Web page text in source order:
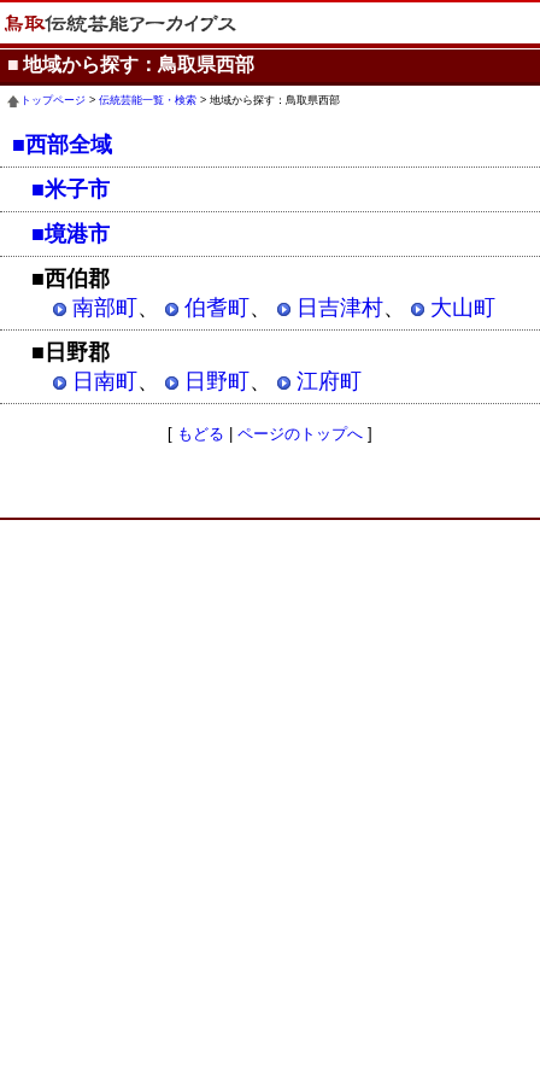
■ 地域から探す：鳥取県西部
トップページ > 伝統芸能一覧・検索 > 地域から探す：鳥取県西部
■西部全域
■米子市
■境港市
■西伯郡
南部町 、 伯耆町 、 日吉津村、
大山町
■日野郡
日南町 、 日野町 、 江府町
[ もどる ページのトップへ ]